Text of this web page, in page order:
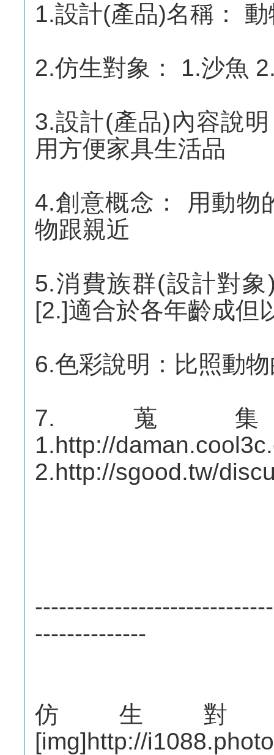
1.設計(產品)名稱：
2.仿生對象： 1.沙魚
3.設計(產品)內容說
用方便家具生活品
4.創意概念： 用動物
物跟親近
5.消費族群(設計對
[2.]適合於各年齡成但
6.色彩說明：比照動
7.蒐
1.http://
2.http://sgood.tw/
--------------
仿生對
[img]http://